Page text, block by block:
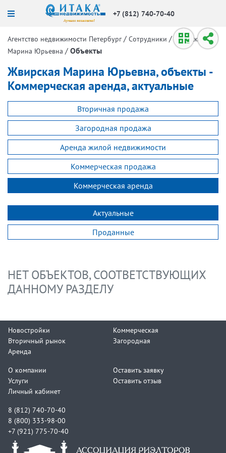
+7 (812) 740-70-40
Агентство недвижимости Петербург / Сотрудники / Жвирская
Марина Юрьевна / Объекты
Жвирская Марина Юрьевна, объекты -
Коммерческая аренда, актуальные
Вторичная продажа
Загородная продажа
Аренда жилой недвижимости
Коммерческая продажа
Коммерческая аренда
Актуальные
Проданные
НЕТ ОБЪЕКТОВ, СООТВЕТСТВУЮЩИХ
ДАННОМУ РАЗДЕЛУ
Новостройки
Вторичный рынок
Аренда
Коммерческая
Загородная
О компании
Услуги
Личный кабинет
Оставить заявку
Оставить отзыв
8 (812) 740-70-40
8 (800) 333-98-00
+7 (921) 775-70-40